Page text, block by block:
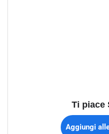
Ti piace
Aggiungi